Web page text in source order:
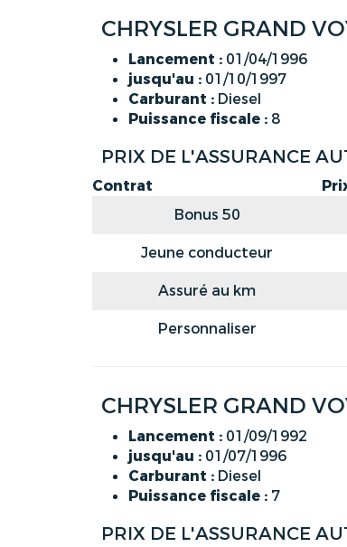
CHRYSLER GRAND
Lancement : 01/04/1996
jusqu'au : 01/10/1997
Carburant : Diesel
Puissance fiscale : 8
PRIX DE L'ASSURANCE
Contrat
Bonus 50
Jeune conducteur
Assuré au km
Personnaliser
CHRYSLER GRAND
Lancement : 01/09/1992
jusqu'au : 01/07/1996
Carburant : Diesel
Puissance fiscale : 7
PRIX DE L'ASSURANCE